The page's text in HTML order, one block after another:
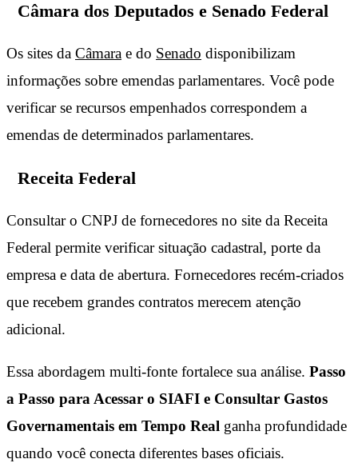
Câmara dos Deputados e Senado Federal
Os sites da Câmara e do Senado disponibilizam
informações sobre emendas parlamentares. Você pode
verificar se recursos empenhados correspondem a
emendas de determinados parlamentares.
Receita Federal
Consultar o CNPJ de fornecedores no site da Receita
Federal permite verificar situação cadastral, porte da
empresa e data de abertura. Fornecedores recém-criados
que recebem grandes contratos merecem atenção
adicional.
Essa abordagem multi-fonte fortalece sua análise. Passo
a Passo para Acessar o SIAFI e Consultar Gastos
Governamentais em Tempo Real ganha profundidade
quando você conecta diferentes bases oficiais.